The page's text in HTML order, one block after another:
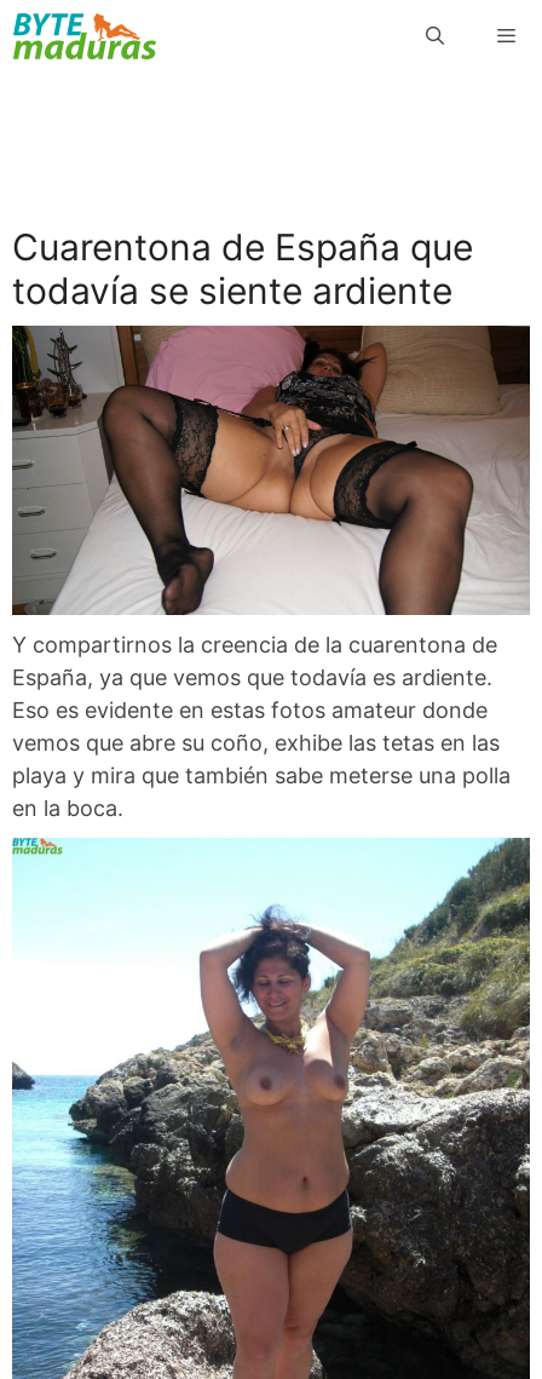
Saltar
al
Cuarentona de España que
todavía se siente ardiente
Y compartirnos la creencia de la cuarentona de
España, ya que vemos que todavía es ardiente.
Eso es evidente en estas fotos amateur donde
vemos que abre su coño, exhibe las tetas en las
playa y mira que también sabe meterse una polla
en la boca.